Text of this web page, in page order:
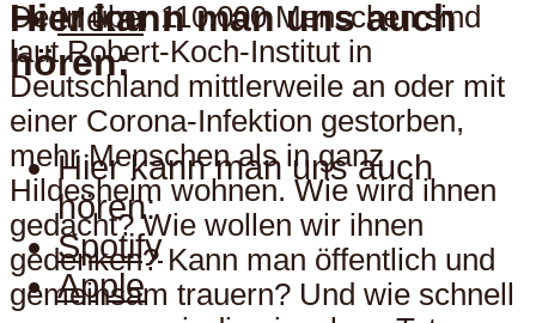
Menu
Hier kann man uns auch
hören:
Hier kann man uns auch
hören:
Spotify
Apple
Denn über 110.000 Menschen sind
laut Robert-Koch-Institut in
Deutschland mittlerweile an oder mit
einer Corona-Infektion gestorben,
mehr Menschen als in ganz
Hildesheim wohnen. Wie wird ihnen
gedacht? Wie wollen wir ihnen
gedenken? Kann man öffentlich und
gemeinsam trauern? Und wie schnell